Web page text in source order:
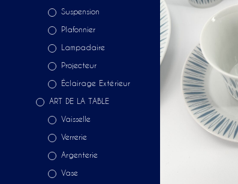
Suspension
Plafonnier
Lampadaire
Projecteur
Éclairage Extérieur
ART DE LA TABLE
Vaisselle
Verrerie
Argenterie
Vase